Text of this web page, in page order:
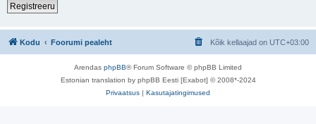
Registreeru
Kodu Foorumi pealeht Kõik kellaajad on UTC+03:00
Arendas phpBB® Forum Software © phpBB Limited
Estonian translation by phpBB Eesti [Exabot] © 2008*-2024
Privaatsus | Kasutajatingimused